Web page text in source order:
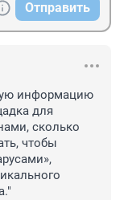
Отправить
информацию
для
сколько
чтобы